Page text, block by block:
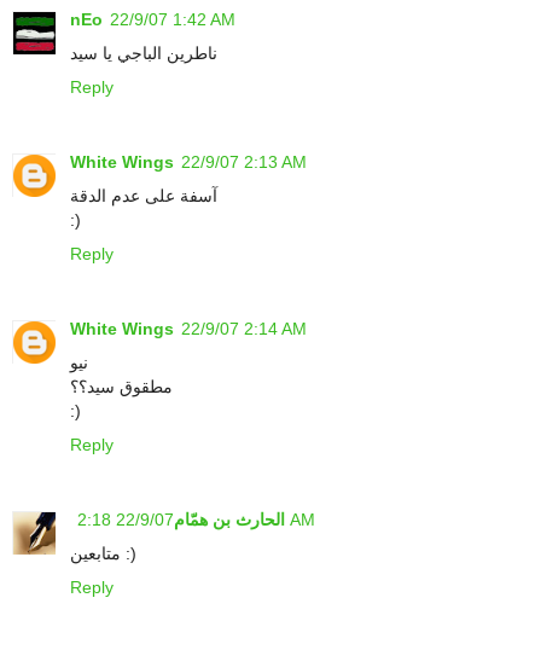
nEo 22/9/07 1:42 AM
ناطرين الباجي يا سيد
Reply
White Wings 22/9/07 2:13 AM
آسفة على عدم الدقة
:)
Reply
White Wings 22/9/07 2:14 AM
نيو
مطقوق سيد؟؟
:)
Reply
الحارث بن همّام 22/9/07 2:18 AM
متابعين :)
Reply